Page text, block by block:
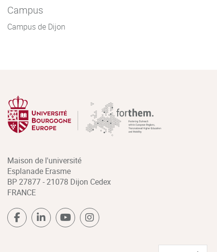
Campus
Campus de Dijon
Maison de l'université
Esplanade Erasme
BP 27877 - 21078 Dijon Cedex
FRANCE